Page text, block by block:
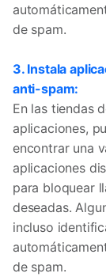
de spam.
3. Instala
anti-spam:
En las tiendas
aplicaciones,
encontrar una
aplicaciones
para bloquear
deseadas.
incluso
de spam.